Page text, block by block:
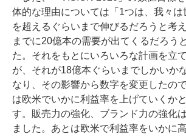
体的な理由については「1つは、我々は
を超えるぐらいまで伸びるだろうと考
までに20億本の需要が出てくるだろう
た。それをもとにいろいろな計画を立
が、それが18億本ぐらいまでしかいか
なり、その影響から数字を変更したの
は欧米でいかに利益率を上げていくか
す。販売力の強化、ブランド力の強化
ました。あとは欧米で利益率をいかに